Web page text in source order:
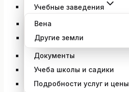
Учебные заведения
Вена
Другие земли
Документы
Учеба школы и садики
Подробности услуг и цены